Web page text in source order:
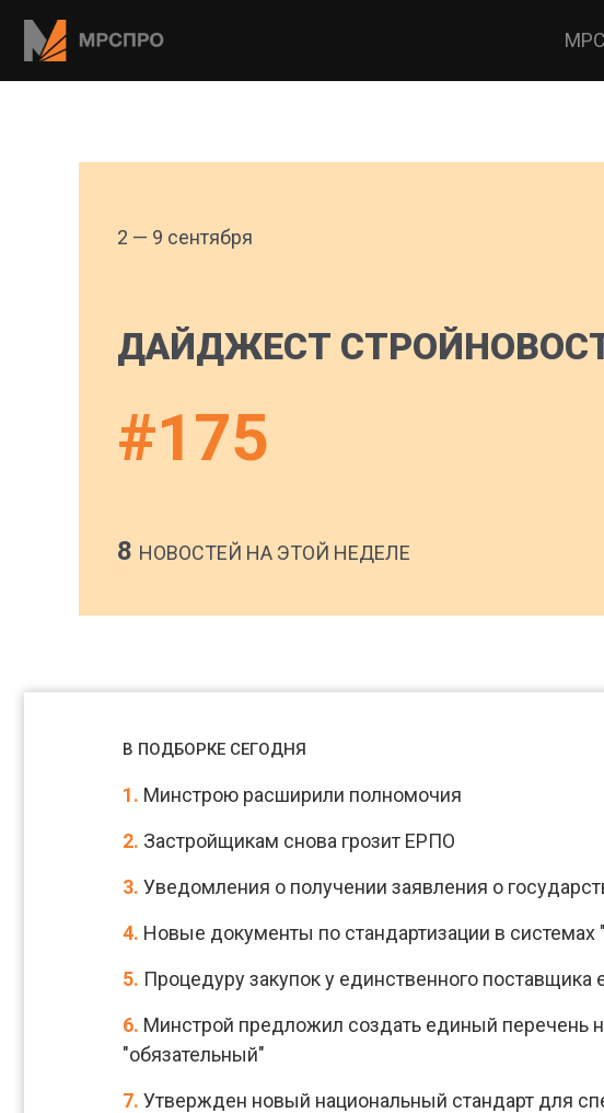
2 — 9 сентября
ДАЙДЖЕСТ
#175
8 НОВОСТЕЙ НА ЭТОЙ НЕДЕЛЕ
В ПОДБОРКЕ СЕГОДНЯ
1. Минстрою расширили полномочия
2. Застройщикам снова грозит ЕРПО
3. Уведомления о получении заявления о
4. Новые документы по стандартизации в системах
5. Процедуру закупок у единственного поставщика
6. Минстрой предложил создать единый перечень
"обязательный"
7. Утвержден новый национальный стандарт для